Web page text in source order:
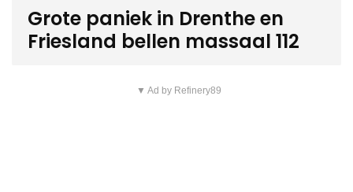
Grote paniek in Drenthe en
Friesland bellen massaal 112
▼ Ad by Refinery89